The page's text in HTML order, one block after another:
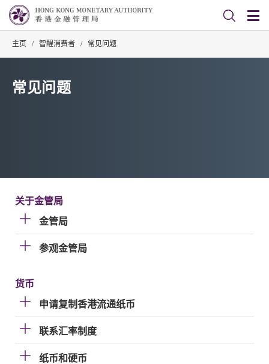
主页 / 智醒消费者 / 常见问题
常见问题
关于金管局
金管局
参观金管局
货币
申请复制香港流通纸币
联系汇率制度
纸币和硬币